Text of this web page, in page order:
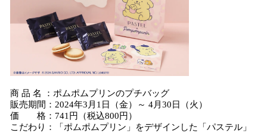
商 品 名 ：ポムポムプリンのプチバッグ
販売期間：2024年3月1日（金）～ 4月30日（火）
価 格：741円（税込800円）
こだわり：「ポムポムプリン」をデザインした「パステル」